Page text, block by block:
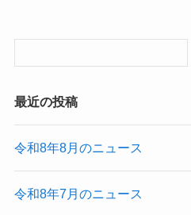
最近の投稿
令和8年8月のニュース
令和8年7月のニュース